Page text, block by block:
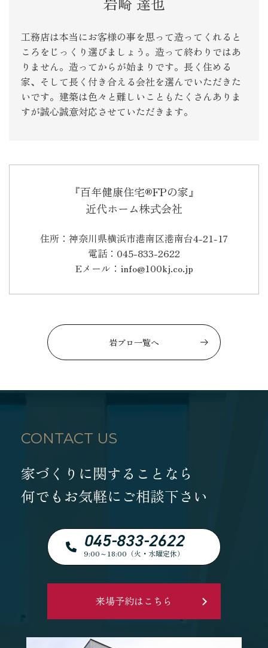
工務店は本当にお客様の事を思って造ってくれると
ころをじっくり選びましょう。造って終わりではあ
りません。造ってからが始まりです。長く住める
家、そして長く付き合える会社を選んでいただきた
いです。建築は色々と難しいこともたくさんありま
すが誠心誠意対応させていただきます。
『百年健康住宅®FPの家』
近代ホーム株式会社
住所：神奈川県横浜市港南区港南台4-21-17
電話：045-833-2622
Eメール：info@100kj.co.jp
岩ブロ一覧へ
CONTACT US
家づくりに関することなら
何でもお気軽にご相談下さい
045-833-2622
9:00～18:00（火・水曜定休）
来場予約はこちら